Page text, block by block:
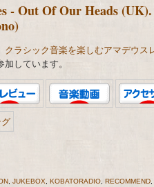
- Out Of Our Heads
クラシック音楽を楽しむアマデウス
しています。
JUKEBOX KOBATORADIO RECOMMEND